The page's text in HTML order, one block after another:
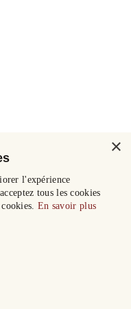
×
l'expérience
tous les cookies
En savoir plus